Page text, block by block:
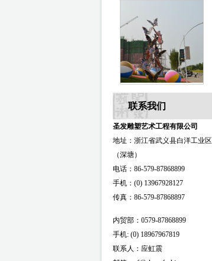
联系我们
圣发雕塑艺术工程有限公司
地址：浙江省武义县白洋工业区
（深塘）
电话：86-579-87868899
手机：(0) 13967928127
传真：86-579-87868897
内贸部：0579-87868899
手机: (0) 18967967819
联系人：应虹震